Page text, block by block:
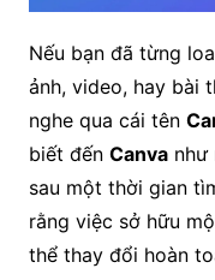
Nếu bạn đã từng
ảnh, video, hay bài
nghe qua cái tên
biết đến Canvanhư
sau một thời gian
rằng việc sở hữu
thể thay đổi hoàn